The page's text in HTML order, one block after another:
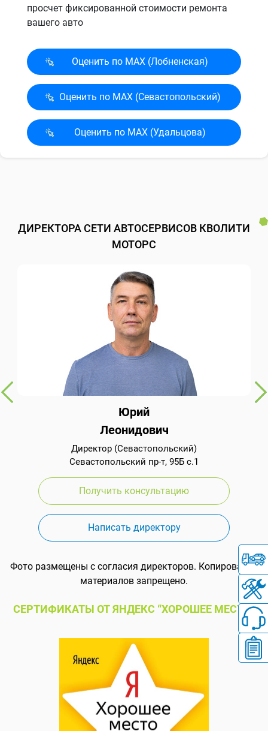
просчет фиксированной стоимости ремонта
вашего авто
Оценить по MAX (Лобненская)
Оценить по MAX (Севасто­польский)
Оценить по MAX (Удальцова)
ДИРЕКТОРА СЕТИ АВТОСЕРВИСОВ КВОЛИТИ
МОТОРС
Юрий
Леонидович
Директор (Севастопольский)
Севастопольский пр-т, 95Б с.1
Получить консультацию
Написать директору
Фото размещены с согласия директоров. Копирование
материалов запрещено.
СЕРТИФИКАТЫ ОТ ЯНДЕКС “ХОРОШЕЕ МЕСТО”